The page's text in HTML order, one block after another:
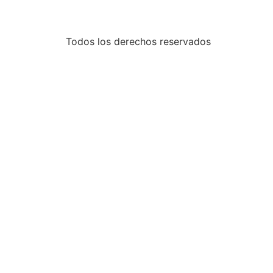
Todos los derechos reservados